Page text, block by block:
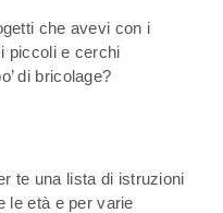
che avevi con i
piccoli e cerchi
di bricolage?
te una lista di istruzioni
le età e per varie